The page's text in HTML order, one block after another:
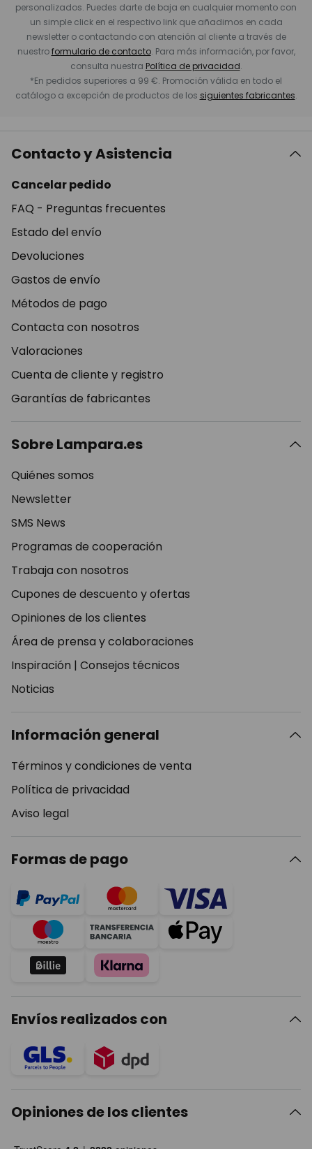
personalizados. Puedes darte de baja en cualquier momento con
un simple click en el respectivo link que añadimos en cada
newsletter o contactando con atención al cliente a través de
nuestroformulario de contacto. Para más información, por favor,
consulta nuestra Política de privacidad.
*En pedidos superiores a 99 €. Promoción válida en todo el
catálogo a excepción de productos de los siguientes fabricantes.
Contacto y Asistencia
Cancelar pedido
FAQ - Preguntas frecuentes
Estado del envío
Devoluciones
Gastos de envío
Métodos de pago
Contacta con nosotros
Valoraciones
Cuenta de cliente y registro
Garantías de fabricantes
Sobre Lampara.es
Quiénes somos
Newsletter
SMS News
Programas de cooperación
Trabaja con nosotros
Cupones de descuento y ofertas
Opiniones de los clientes
Área de prensa y colaboraciones
Inspiración | Consejos técnicos
Noticias
Información general
Términos y condiciones de venta
Política de privacidad
Aviso legal
Formas de pago
Envíos realizados con
Opiniones de los clientes